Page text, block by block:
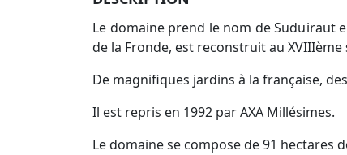
Le domaine prend le nom de Suduiraut
de la Fronde, est reconstruit au XVIIIème
De magnifiques jardins à la française,
Il est repris en 1992 par AXA Millésimes.
Le domaine se compose de 91 hectares